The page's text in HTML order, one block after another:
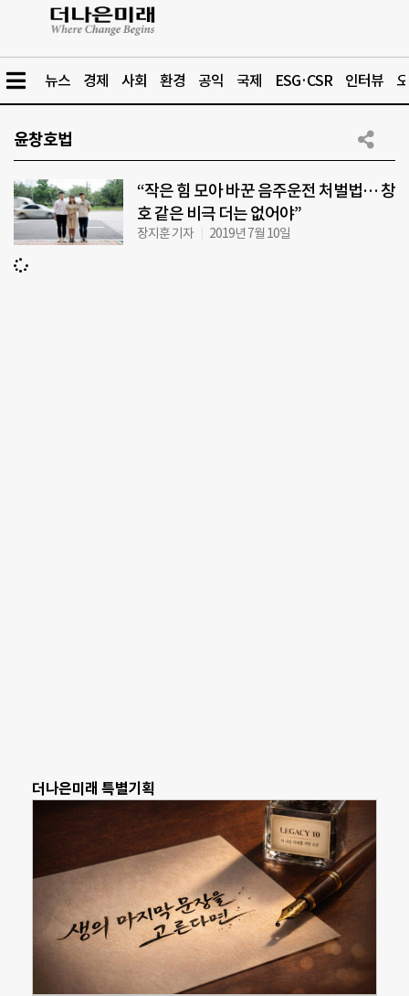
뉴스 경제 사회 환경 공익 국제 ESG·CSR 인터뷰
윤창호법
“작은 힘 모아 바꾼 음주운전 처벌법… 창
호 같은 비극 더는 없어야”
장지훈 기자 2019년 7월 10일
더나은미래 특별기획